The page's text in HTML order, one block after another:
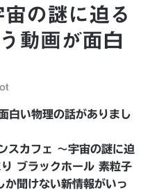
の謎に迫る
動画が面白
い物理の話がありまし
スカフェ 〜宇宙の謎に迫
ブラックホール 素粒子
聞けない新情報がいっ